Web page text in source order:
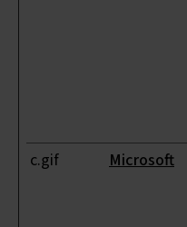
c.gif Microsoft